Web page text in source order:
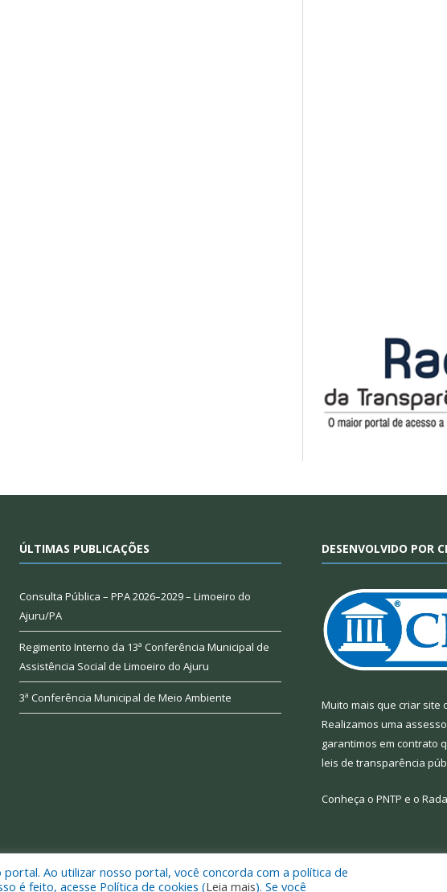
ÚLTIMAS PUBLICAÇÕES
Consulta Pública – PPA 2026–2029 – Limoeiro do
Ajuru/PA
Regimento Interno da 13ª Conferência Municipal de
Assistência Social de Limoeiro do Ajuru
3ª Conferência Municipal de Meio Ambiente
DESENVOLVIDO POR
Muito mais que criar site
Realizamos uma
garantimos em contrato
leis de transparência
Conheça o PNTP e o
do Ajuru. Mapa do Site
Ao utilizar nosso portal, você concorda com a política de
é feito, acesse Política de cookies (Leia mais). Se você